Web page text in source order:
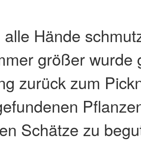
Hände
größer wurde
zurück zum
Schätze zu